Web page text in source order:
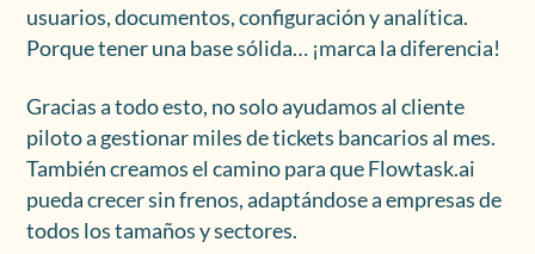
usuarios, documentos, configuración y analítica.
Porque tener una base sólida… ¡marca la diferencia!
Gracias a todo esto, no solo ayudamos al cliente
piloto a gestionar miles de tickets bancarios al mes.
También creamos el camino para que Flowtask.ai
pueda crecer sin frenos, adaptándose a empresas de
todos los tamaños y sectores.